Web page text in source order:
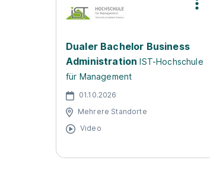
Dualer Bachelor Business
Administration IST-Hochschule
für Management
01.10.2026
Mehrere Standorte
Video